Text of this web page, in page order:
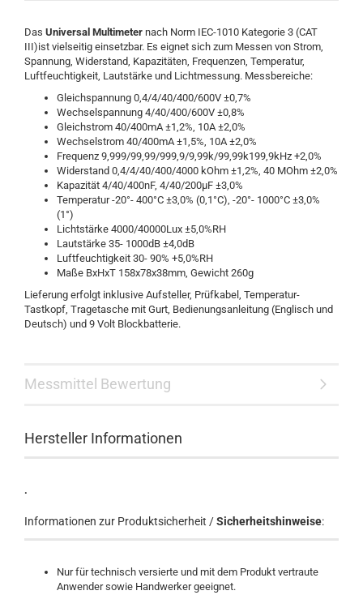
Das Universal Multimeter nach Norm IEC-1010 Kategorie 3 (CAT
III)ist vielseitig einsetzbar. Es eignet sich zum Messen von Strom,
Spannung, Widerstand, Kapazitäten, Frequenzen, Temperatur,
Luftfeuchtigkeit, Lautstärke und Lichtmessung. Messbereiche:
Gleichspannung 0,4/4/40/400/600V ±0,7%
Wechselspannung 4/40/400/600V ±0,8%
Gleichstrom 40/400mA ±1,2%, 10A ±2,0%
Wechselstrom 40/400mA ±1,5%, 10A ±2,0%
Frequenz 9,999/99,99/999,9/9,99k/99,99k199,9kHz +2,0%
Widerstand 0,4/4/40/400/4000 kOhm ±1,2%, 40 MOhm ±2,0%
Kapazität 4/40/400nF, 4/40/200µF ±3,0%
Temperatur -20°- 400°C ±3,0% (0,1°C), -20°- 1000°C ±3,0%
(1°)
Lichtstärke 4000/40000Lux ±5,0%RH
Lautstärke 35- 1000dB ±4,0dB
Luftfeuchtigkeit 30- 90% +5,0%RH
Maße BxHxT 158x78x38mm, Gewicht 260g
Lieferung erfolgt inklusive Aufsteller, Prüfkabel, Temperatur-
Tastkopf, Tragetasche mit Gurt, Bedienungsanleitung (Englisch und
Deutsch) und 9 Volt Blockbatterie.
Messmittel Bewertung
Hersteller Informationen
.
Informationen zur Produktsicherheit /Sicherheitshinweise:
Nur für technisch versierte und mit dem Produkt vertraute
Anwender sowie Handwerker geeignet.